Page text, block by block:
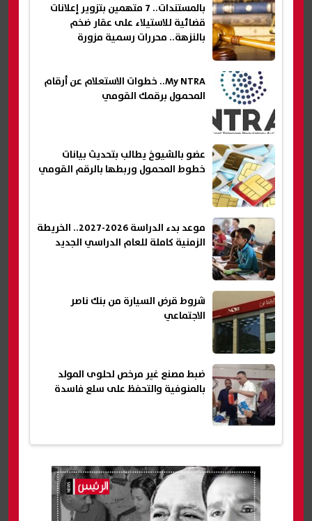
بالمستندات.. 7 متهمين بتزوير إعلانات
قضائية للاستيلاء على عقار ضخم
بالنزهة.. محررات رسمية مزورة
My NTRA.. خطوات الاستعلام عن أرقام
المحمول برقمك القومي
عضو بالشيوخ يطالب بتحديث بيانات
خطوط المحمول وربطها بالرقم القومي
موعد بدء الدراسة 2026-2027.. الخريطة
الزمنية كاملة للعام الدراسي الجديد
شروط قرض السيارة من بنك ناصر
الاجتماعي
ضبط مصنع غير مرخص لحلوى المولد
بالمنوفية والتحفظ على سلع فاسدة